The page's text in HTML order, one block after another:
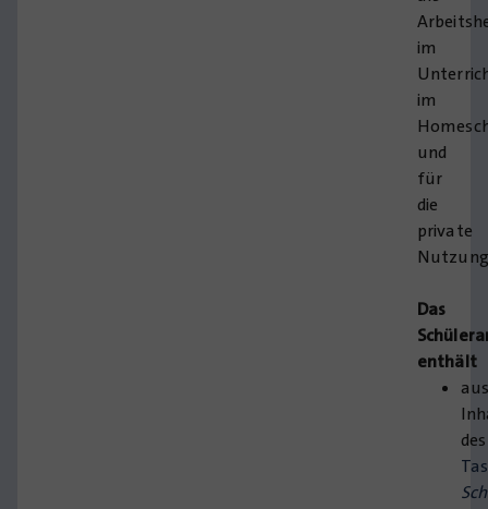
im
im
und
für
die
private
Das
enthält
des